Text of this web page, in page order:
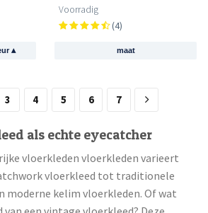
▴
Voorradig
(4)
maat
3 4 5 6 7
als echte eyecatcher
vloerkleden vloerkleden varieert
vloerkleed tot traditionele
moderne kelim vloerkleden. Of wat